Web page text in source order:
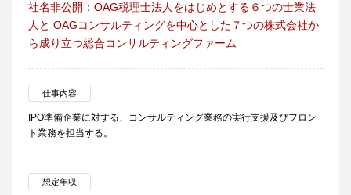
社名非公開：OAG税理士法人をはじめとする６つの士業法
人と OAGコンサルティングを中心とした７つの株式会社か
ら成り立つ総合コンサルティングファーム
仕事内容
IPO準備企業に対する、コンサルティング業務の実行支援及びフロン
ト業務を担当する。
想定年収